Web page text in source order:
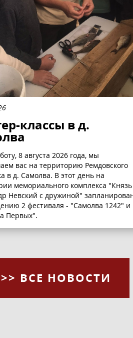
классы в д.
8 августа 2026 года, мы
вас на территорию Ремдовского
в д. Самолва. В этот день на
мемориального комплекса "Князь
Невский с дружиной"
2 фестиваля - "Самолва 1242" и
Первых".
>> ВСЕ НОВОСТИ